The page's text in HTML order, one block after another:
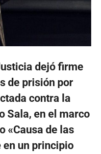
dejó firme
de prisión por
contra la
Sala, en el marco
«Causa de las
en un principio